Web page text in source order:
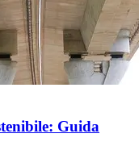
Guida